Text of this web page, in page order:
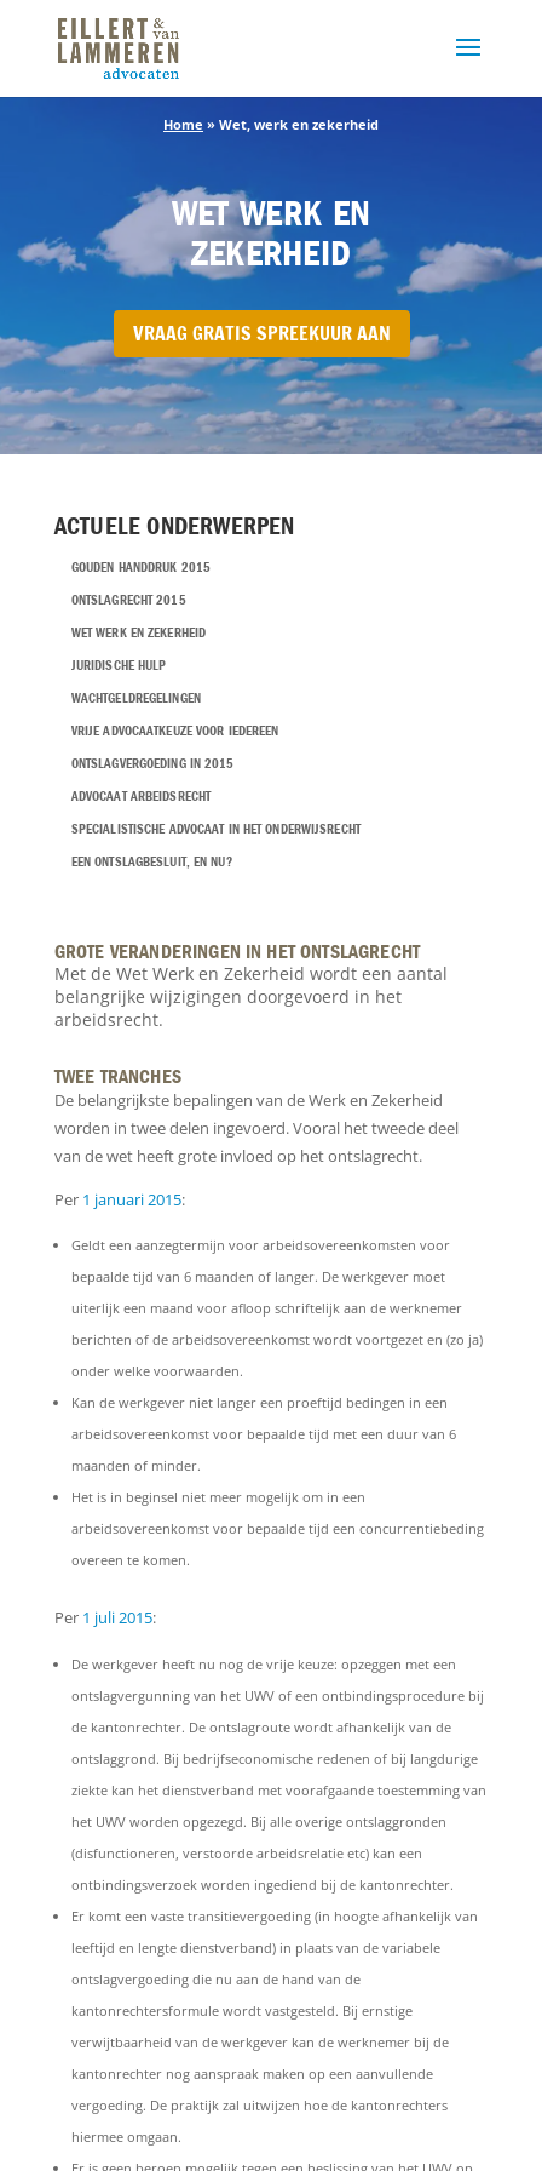
Home » Wet, werk en zekerheid
WET WERK EN
ZEKERHEID
VRAAG GRATIS SPREEKUUR AAN
ACTUELE ONDERWERPEN
GOUDEN HANDDRUK 2015
ONTSLAGRECHT 2015
WET WERK EN ZEKERHEID
JURIDISCHE HULP
WACHTGELDREGELINGEN
VRIJE ADVOCAATKEUZE VOOR IEDEREEN
ONTSLAGVERGOEDING IN 2015
ADVOCAAT ARBEIDSRECHT
SPECIALISTISCHE ADVOCAAT IN HET ONDERWIJSRECHT
EEN ONTSLAGBESLUIT, EN NU?
GROTE VERANDERINGEN IN HET ONTSLAGRECHT
Met de Wet Werk en Zekerheid wordt een aantal
belangrijke wijzigingen doorgevoerd in het
arbeidsrecht.
TWEE TRANCHES
De belangrijkste bepalingen van de Werk en Zekerheid
worden in twee delen ingevoerd. Vooral het tweede deel
van de wet heeft grote invloed op het ontslagrecht.
Per 1 januari 2015:
Geldt een aanzegtermijn voor arbeidsovereenkomsten voor
bepaalde tijd van 6 maanden of langer. De werkgever moet
uiterlijk een maand voor afloop schriftelijk aan de werknemer
berichten of de arbeidsovereenkomst wordt voortgezet en (zo ja)
onder welke voorwaarden.
Kan de werkgever niet langer een proeftijd bedingen in een
arbeidsovereenkomst voor bepaalde tijd met een duur van 6
maanden of minder.
Het is in beginsel niet meer mogelijk om in een
arbeidsovereenkomst voor bepaalde tijd een concurrentiebeding
overeen te komen.
Per 1 juli 2015:
De werkgever heeft nu nog de vrije keuze: opzeggen met een
ontslagvergunning van het UWV of een ontbindingsprocedure bij
de kantonrechter. De ontslagroute wordt afhankelijk van de
ontslaggrond. Bij bedrijfseconomische redenen of bij langdurige
ziekte kan het dienstverband met voorafgaande toestemming van
het UWV worden opgezegd. Bij alle overige ontslaggronden
(disfunctioneren, verstoorde arbeidsrelatie etc) kan een
ontbindingsverzoek worden ingediend bij de kantonrechter.
Er komt een vaste transitievergoeding (in hoogte afhankelijk van
leeftijd en lengte dienstverband) in plaats van de variabele
ontslagvergoeding die nu aan de hand van de
kantonrechtersformule wordt vastgesteld. Bij ernstige
verwijtbaarheid van de werkgever kan de werknemer bij de
kantonrechter nog aanspraak maken op een aanvullende
vergoeding. De praktijk zal uitwijzen hoe de kantonrechters
hiermee omgaan.